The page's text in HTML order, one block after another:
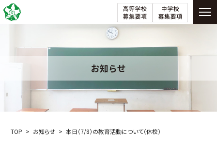
お知らせ
TOP お知らせ 本日（7/8）の教育活動について（休校）